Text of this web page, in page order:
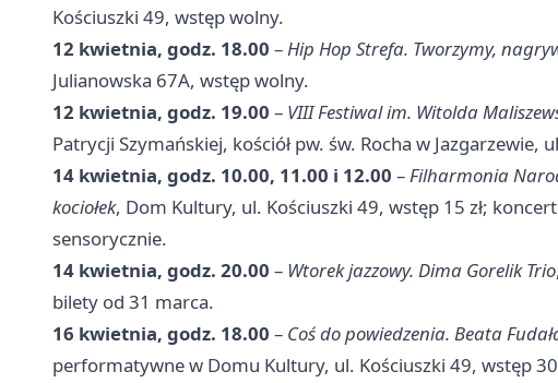
Kościuszki 49, wstęp wolny.
12 kwietnia, godz. 18.00 –Hip Hop Strefa. Tworzymy,
Julianowska 67A, wstęp wolny.
12 kwietnia, godz. 19.00 – VIII Festiwal im. Witolda
Patrycji Szymańskiej, kościół pw. św. Rocha w Jazgarzewie,
14 kwietnia, godz. 10.00, 11.00 i 12.00 –Filharmonia
kociołek, Dom Kultury, ul. Kościuszki 49, wstęp 15 zł;
sensorycznie.
14 kwietnia, godz. 20.00 – Wtorek jazzowy. Dima Gorelik Trio
bilety od 31 marca.
16 kwietnia, godz. 18.00 – Coś do powiedzenia. Beata
performatywne w Domu Kultury, ul. Kościuszki 49, wstęp 30